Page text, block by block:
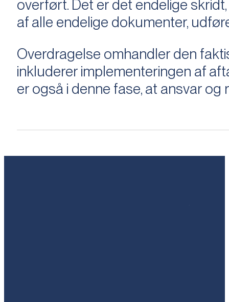
overført. Det er det endelige
af alle endelige dokumenter,
Overdragelse omhandler den
inkluderer implementeringen af
er også i denne fase, at ansvar